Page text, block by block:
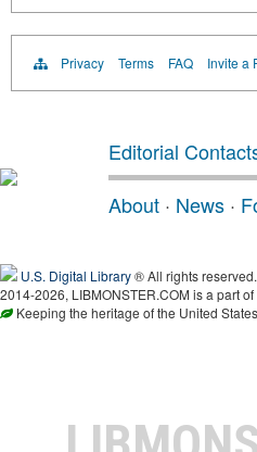
Privacy Terms FAQ Invite a
Editorial
About · News ·
U.S. Digital Library® All rights reserved.
2014-2026, LIBMONSTER.COM is a part
Keeping the heritage of the United